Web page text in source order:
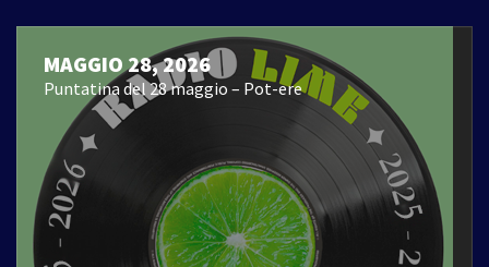
MAGGIO 28, 2026
Puntatina del 28 maggio – Pot-ere